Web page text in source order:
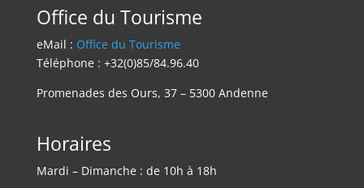
Office du Tourisme
eMail : Office du Tourisme
Téléphone : +32(0)85/84.96.40
Promenades des Ours, 37 – 5300 Andenne
Horaires
Mardi – Dimanche : de 10h à 18h